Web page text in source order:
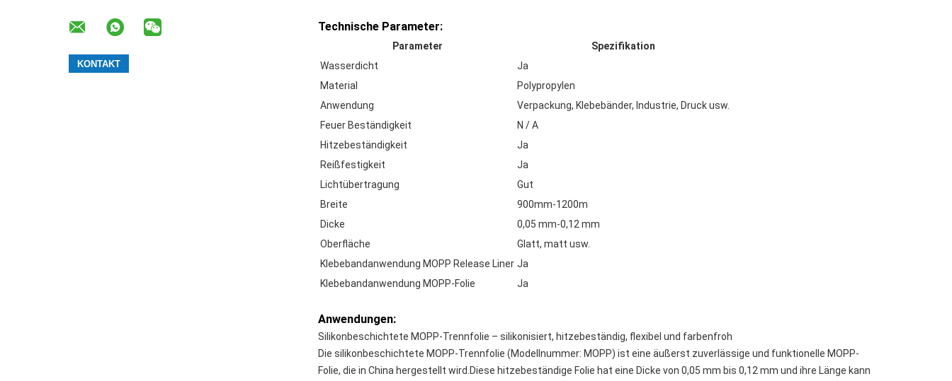
Technische Parameter:
Parameter
Spezifikation
Wasserdicht
Ja
Material
Polypropylen
Anwendung
Verpackung, Klebebänder, Industrie, Druck usw.
Feuer Beständigkeit
N / A
Hitzebeständigkeit
Ja
Reißfestigkeit
Ja
Lichtübertragung
Gut
Breite
900mm-1200m
Dicke
0,05 mm-0,12 mm
Oberfläche
Glatt, matt usw.
Klebebandanwendung MOPP Release Liner Ja
Klebebandanwendung MOPP-Folie
Ja
Anwendungen:
Silikonbeschichtete MOPP-Trennfolie – silikonisiert, hitzebeständig, flexibel und farbenfroh
Die silikonbeschichtete MOPP-Trennfolie (Modellnummer: MOPP) ist eine äußerst zuverlässige und funktionelle MOPP-
Folie, die in China hergestellt wird.Diese hitzebeständige Folie hat eine Dicke von 0,05 mm bis 0,12 mm und ihre Länge kann